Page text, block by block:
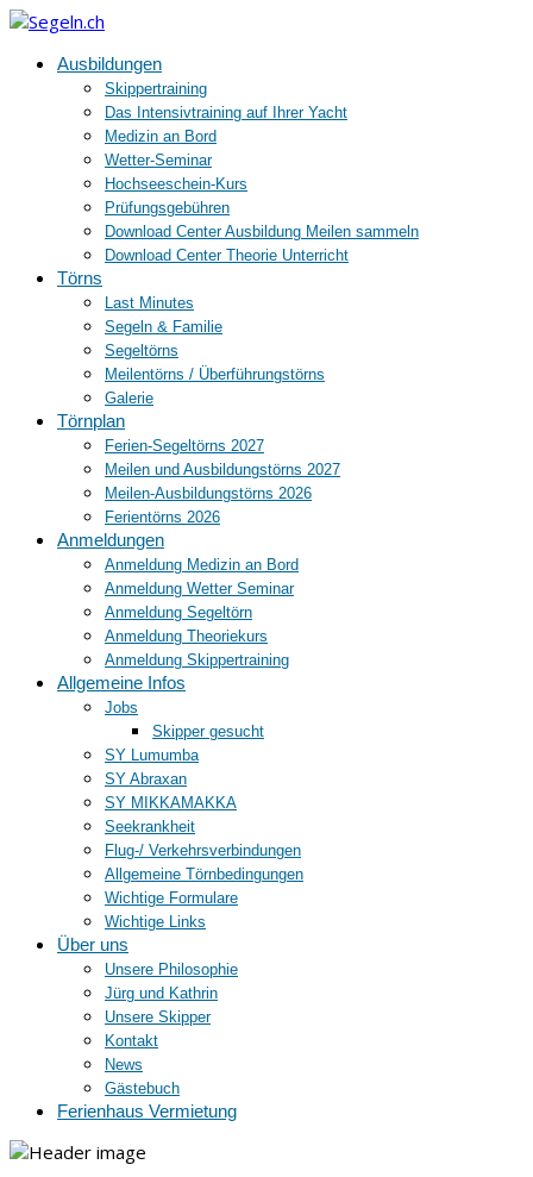
Ausbildungen
Skippertraining
Das Intensivtraining auf Ihrer Yacht
Medizin an Bord
Wetter-Seminar
Hochseeschein-Kurs
Prüfungsgebühren
Download Center Ausbildung Meilen sammeln
Download Center Theorie Unterricht
Törns
Last Minutes
Segeln & Familie
Segeltörns
Meilentörns / Überführungstörns
Galerie
Törnplan
Ferien-Segeltörns 2027
Meilen und Ausbildungstörns 2027
Meilen-Ausbildungstörns 2026
Ferientörns 2026
Anmeldungen
Anmeldung Medizin an Bord
Anmeldung Wetter Seminar
Anmeldung Segeltörn
Anmeldung Theoriekurs
Anmeldung Skippertraining
Allgemeine Infos
Jobs
Skipper gesucht
SY Lumumba
SY Abraxan
SY MIKKAMAKKA
Seekrankheit
Flug-/ Verkehrsverbindungen
Allgemeine Törnbedingungen
Wichtige Formulare
Wichtige Links
Über uns
Unsere Philosophie
Jürg und Kathrin
Unsere Skipper
Kontakt
News
Gästebuch
Ferienhaus Vermietung